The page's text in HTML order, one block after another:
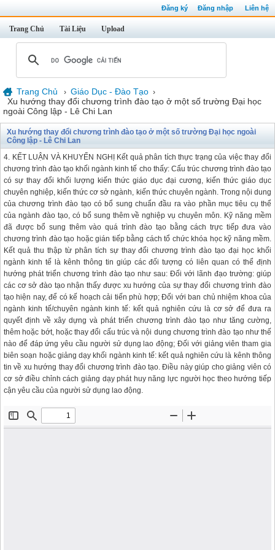
Đăng ký Đăng nhập Liên hệ
Trang Chủ Tài Liệu Upload
Trang Chủ › Giáo Dục - Đào Tạo ›
Xu hướng thay đổi chương trình đào tạo ở một số trường Đại học
ngoài Công lập - Lê Chi Lan
Xu hướng thay đổi chương trình đào tạo ở một số trường Đại học ngoài
Công lập - Lê Chi Lan
4. KẾT LUẬN VÀ KHUYẾN NGHỊ Kết quả phân tích thực trạng của việc thay đổi
chương trình đào tạo khối ngành kinh tế cho thấy: Cấu trúc chương trình đào tạo
có sự thay đổi khối lượng kiến thức giáo dục đại cương, kiến thức giáo dục
chuyên nghiệp, kiến thức cơ sở ngành, kiến thức chuyên ngành. Trong nội dung
của chương trình đào tạo có bổ sung chuẩn đầu ra vào phần mục tiêu cụ thể
của ngành đào tạo, có bổ sung thêm về nghiệp vụ chuyên môn. Kỹ năng mềm
đã được bổ sung thêm vào quá trình đào tạo bằng cách trực tiếp đưa vào
chương trình đào tạo hoặc gián tiếp bằng cách tổ chức khóa học kỹ năng mềm.
Kết quả thu thập từ phân tích sự thay đổi chương trình đào tạo đại học khối
ngành kinh tế là kênh thông tin giúp các đối tượng có liên quan có thể định
hướng phát triển chương trình đào tạo như sau: Đối với lãnh đạo trường: giúp
các cơ sở đào tạo nhận thấy được xu hướng của sự thay đổi chương trình đào
tạo hiện nay, để có kế hoạch cải tiến phù hợp; Đối với ban chủ nhiệm khoa của
ngành kinh tế/chuyên ngành kinh tế: kết quả nghiên cứu là cơ sở để đưa ra
quyết định về xây dựng và phát triển chương trình đào tạo như tăng cường,
thêm hoặc bớt, hoặc thay đổi cấu trúc và nội dung chương trình đào tạo như thế
nào để đáp ứng yêu cầu người sử dụng lao động; Đối với giảng viên tham gia
biên soạn hoặc giảng dạy khối ngành kinh tế: kết quả nghiên cứu là kênh thông
tin về xu hướng thay đổi chương trình đào tạo. Điều này giúp cho giảng viên có
cơ sở điều chỉnh cách giảng dạy phát huy năng lực người học theo hướng tiếp
cận yêu cầu của người sử dụng lao động.